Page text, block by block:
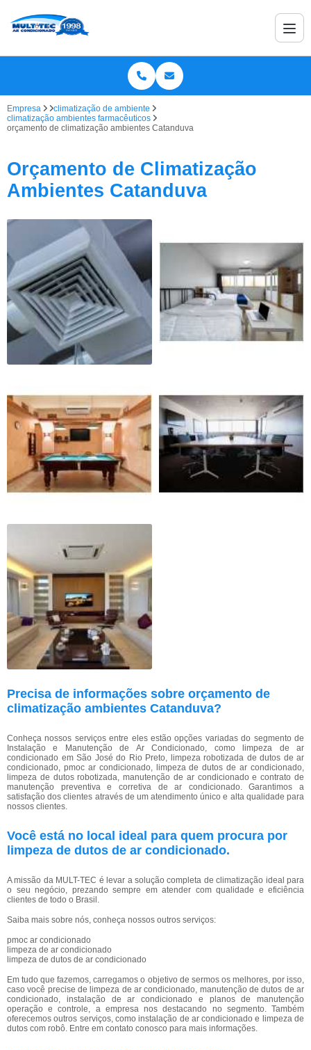
Empresa
climatização de ambiente
climatização ambientes farmacêuticos
orçamento de climatização ambientes Catanduva
Orçamento de Climatização
Ambientes Catanduva
Precisa de informações sobre orçamento de
climatização ambientes Catanduva?
Conheça nossos serviços entre eles estão opções variadas do segmento de
Instalação e Manutenção de Ar Condicionado, como limpeza de ar
condicionado em São José do Rio Preto, limpeza robotizada de dutos de ar
condicionado, pmoc ar condicionado, limpeza de dutos de ar condicionado,
limpeza de dutos robotizada, manutenção de ar condicionado e contrato de
manutenção preventiva e corretiva de ar condicionado. Garantimos a
satisfação dos clientes através de um atendimento único e alta qualidade para
nossos clientes.
Você está no local ideal para quem procura por
limpeza de dutos de ar condicionado.
A missão da MULT-TEC é levar a solução completa de climatização ideal para
o seu negócio, prezando sempre em atender com qualidade e eficiência
clientes de todo o Brasil.
Saiba mais sobre nós, conheça nossos outros serviços:
pmoc ar condicionado
limpeza de ar condicionado
limpeza de dutos de ar condicionado
Em tudo que fazemos, carregamos o objetivo de sermos os melhores, por isso,
caso você precise de limpeza de ar condicionado, manutenção de dutos de ar
condicionado, instalação de ar condicionado e planos de manutenção
operação e controle, a empresa nos destacando no segmento. Também
oferecemos outros serviços, como instalação de ar condicionado e limpeza de
dutos com robô. Entre em contato conosco para mais informações.